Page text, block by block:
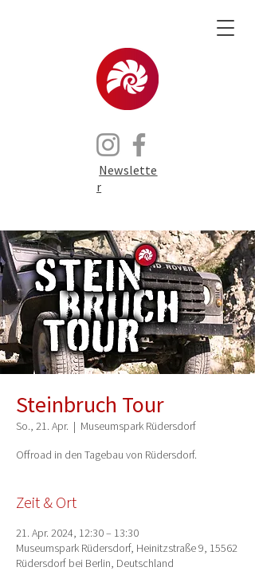
Newslette
r
Steinbruch Tour
So., 21. Apr.
  |
Museumspark Rüdersdorf
Offroad in den Tagebau von Rüdersdorf.
Zeit & Ort
21. Apr. 2024, 12:30 – 13:30
Museumspark Rüdersdorf, Heinitzstraße 9, 15562
Rüdersdorf bei Berlin, Deutschland